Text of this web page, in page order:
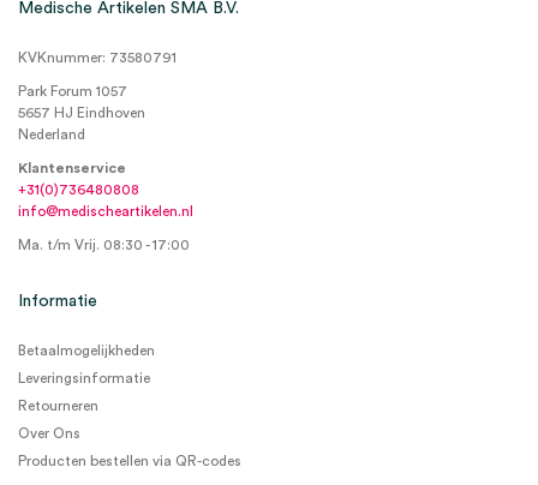
Medische Artikelen SMA B.V.
KVKnummer: 73580791
Park Forum 1057
5657 HJ Eindhoven
Nederland
Klantenservice
+31(0)736480808
info@medischeartikelen.nl
Ma. t/m Vrij. 08:30 - 17:00
Informatie
Betaalmogelijkheden
Leveringsinformatie
Retourneren
Over Ons
Producten bestellen via QR-codes